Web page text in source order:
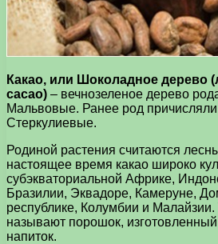
Какао, или Шоколадное дерево
cacao) – вечнозеленое дерево
Мальвовые. Ранее род причисляли
Стеркулиевые.
Родиной растения считаются
настоящее время какао широко
субэкваториальной Африке,
Бразилии, Эквадоре, Камеруне,
республике, Колумбии и Малайзии.
называют порошок, изготовленный
напиток.